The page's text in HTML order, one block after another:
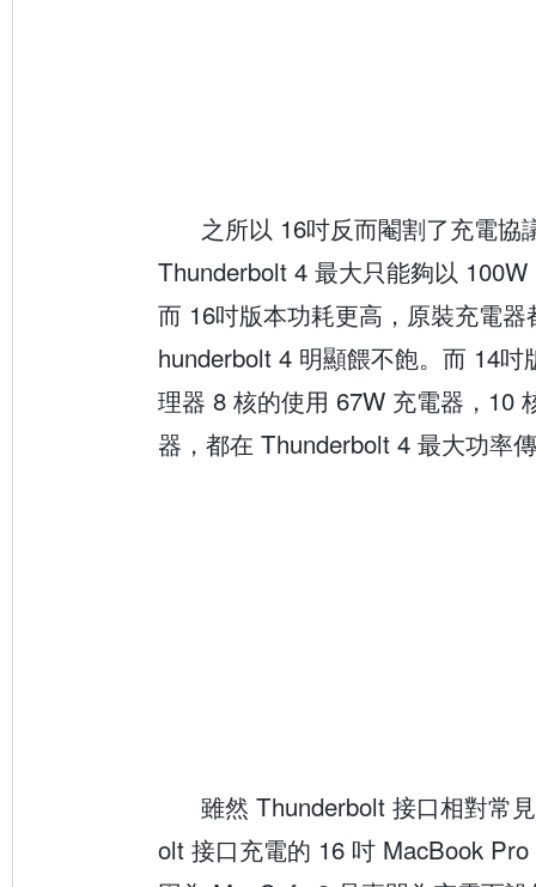
之所以 16吋反而閹割了充電協
Thunderbolt 4 最大只能夠以
而 16吋版本功耗更高，原裝充電
hunderbolt 4 明顯餵不飽。而 14吋
理器 8 核的使用 67W 充電器，10
器，都在 Thunderbolt 4 最大功率
雖然 Thunderbolt 接口相對常
olt 接口充電的 16 吋 MacBook